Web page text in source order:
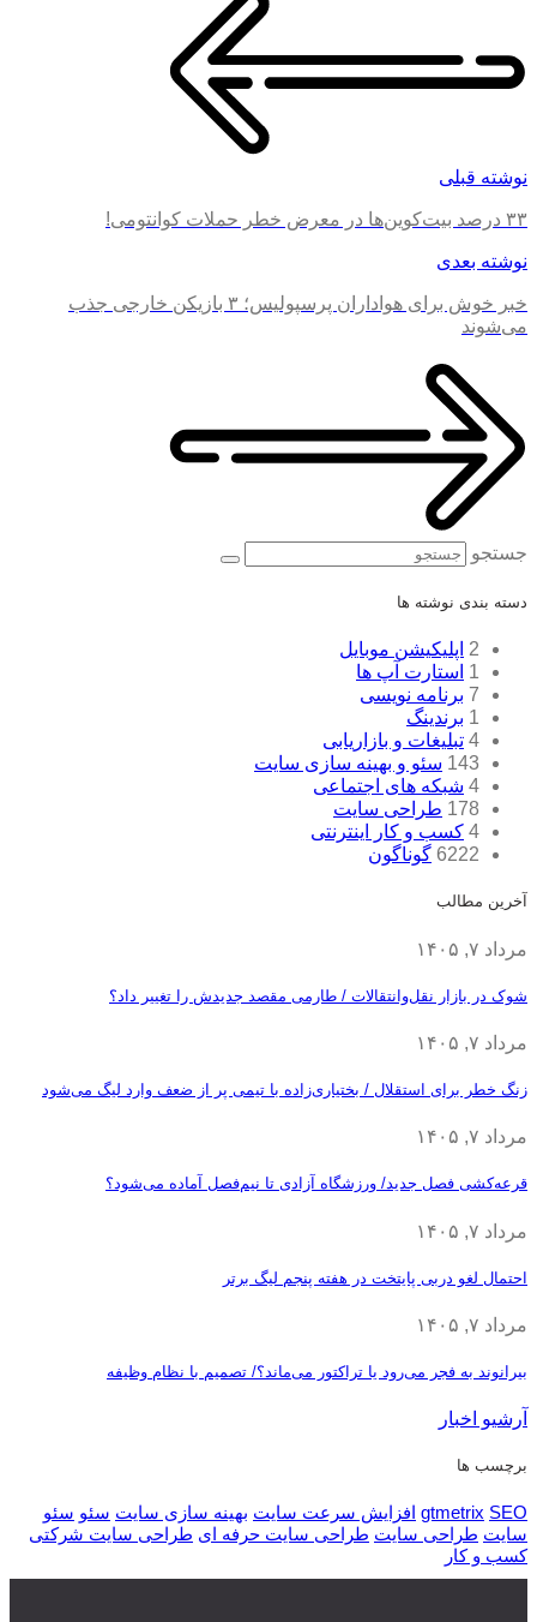
نوشته قبلی
۳۳ درصد بیت‌کوین‌ها در معرض خطر حملات کوانتومی!
نوشته بعدی
خبر خوش برای هواداران پرسپولیس؛ ۳ بازیکن خارجی جذب
می‌شوند
جستجو
دسته بندی نوشته ها
2 اپلیکیشن موبایل
1 استارت آپ ها
7 برنامه نویسی
1 برندینگ
4 تبلیغات و بازاریابی
143 سئو و بهینه سازی سایت
4 شبکه های اجتماعی
178 طراحی سایت
4 کسب و کار اینترنتی
6222 گوناگون
آخرین مطالب
مرداد ۷, ۱۴۰۵
شوک در بازار نقل‌وانتقالات / طارمی مقصد جدیدش را تغییر داد؟
مرداد ۷, ۱۴۰۵
زنگ خطر برای استقلال / بختیاری‌زاده با تیمی پر از ضعف وارد لیگ می‌شود
مرداد ۷, ۱۴۰۵
قرعه‎‌کشی فصل جدید/ ورزشگاه آزادی تا نیم‌فصل آماده می‌شود؟
مرداد ۷, ۱۴۰۵
احتمال لغو دربی پایتخت در هفته پنجم لیگ برتر
مرداد ۷, ۱۴۰۵
بیرانوند به فجر می‌رود یا تراکتور می‌ماند؟/ تصمیم با نظام وظیفه
آرشیو اخبار
برچسب ها
gtmetrix SEO افزایش سرعت سایت بهینه سازی سایت سئو سئو
سایت طراحی سایت طراحی سایت حرفه ای طراحی سایت شرکتی
کسب و کار